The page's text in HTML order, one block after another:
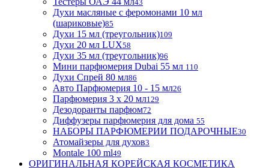
43
Духи масляные с феромонами 10 мл
(шариковые)85
Духи 15 мл (треугольник)109
Духи 20 мл LUX58
Духи 35 мл (треугольник)96
Мини парфюмерия Dubai 55 мл 110
Духи Спрей 80 мл86
Авто Парфюмерия 10 - 15 мл26
Парфюмерия 3 х 20 мл129
Дезодоранты парфюм72
Диффузеры парфюмерия для дома 55
НАБОРЫ ПАРФЮМЕРИИ ПОДАРОЧНЫЕ30
Атомайзеры для духов3
Montale 100 ml49
ОРИГИНАЛЬНАЯ КОРЕЙСКАЯ КОСМЕТИКА